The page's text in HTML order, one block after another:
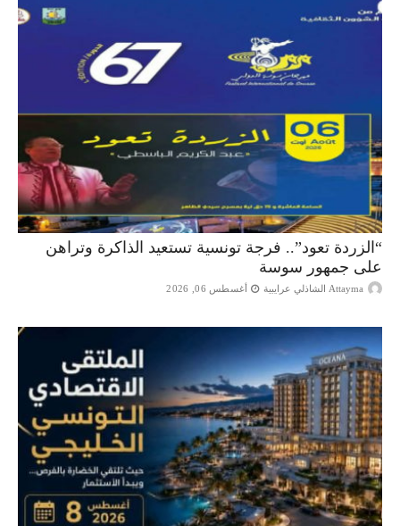
“الزردة تعود”.. فرجة تونسية تستعيد الذاكرة وتراهن
على جمهور سوسة
Attayma الشاذلي عرايبية أغسطس 06, 2026